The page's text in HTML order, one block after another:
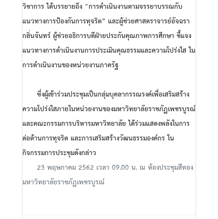
วิชาการ ได้บรรยายถึง “การดำเนินงานตามจรรยาบรรณกับ
แนวทางการป้องกันการทุจริต” และผู้ช่วยศาสตราจารย์อัจฉรา
กลิ่นจันทร์ ผู้ช่วยอธิการบดีฝ่ายประกันคุณภาพการศึกษา ชี้แจง
แนวทางการดำเนินงานการประเมินคุณธรรมและความโปร่งใส ใน
การดำเนินงานของหน่วยงานภาครัฐ
ซึ่งผู้เข้าร่วมประชุมเป็นกลุ่มบุคลากรรณรงค์เพื่อเสริมสร้าง
ความโปร่งใสภายในหน่วยงานของมหาวิทยาลัยราชภัฏเพชรบูรณ์
และคณะกรรมการบริหารมหาวิทยาลัย ได้ร่วมแสดงพลังในการ
ต่อต้านการทุจริต และการเสริมสร้างวัฒนธรรมองค์กร ใน
กิจกรรมการประชุมดังกล่าว
23 พฤษภาคม 2562 เวลา 09.00 น. ณ ห้องประชุมสีทอง
มหาวิทยาลัยราชภัฏเพชรบูรณ์